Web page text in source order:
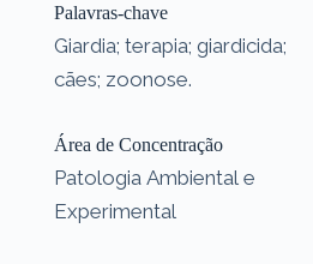
Palavras-chave
Giardia; terapia; giardicida;
cães; zoonose.
Área de Concentração
Patologia Ambiental e
Experimental